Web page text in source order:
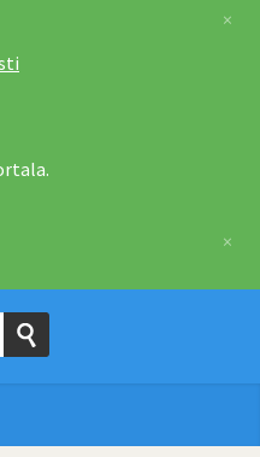
×
×
Pošaljite